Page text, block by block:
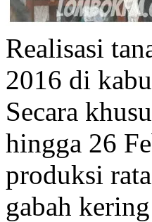
Realisasi
2016 di
Secara
hingga 26
produksi
gabah